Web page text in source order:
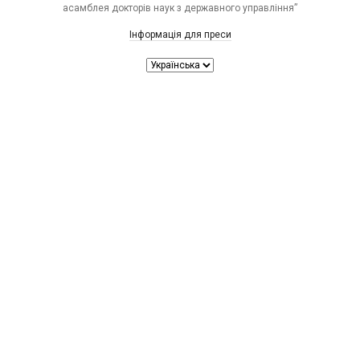
асамблея докторів наук з державного управління”
Інформація для преси